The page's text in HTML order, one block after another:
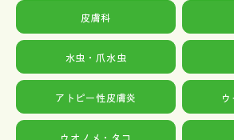
皮膚科
水虫・爪水虫
アトピー性皮膚炎
ウオノメ・タコ